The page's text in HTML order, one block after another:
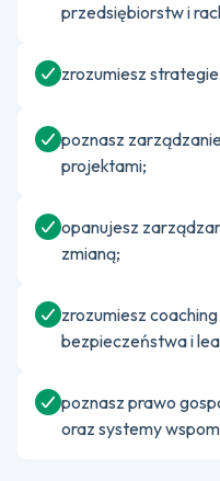
przedsiębiorstw i
zrozumiesz
poznasz
projektami;
opanujesz
zmianą;
zrozumiesz
bezpieczeństwa i
poznasz prawo
oraz systemy